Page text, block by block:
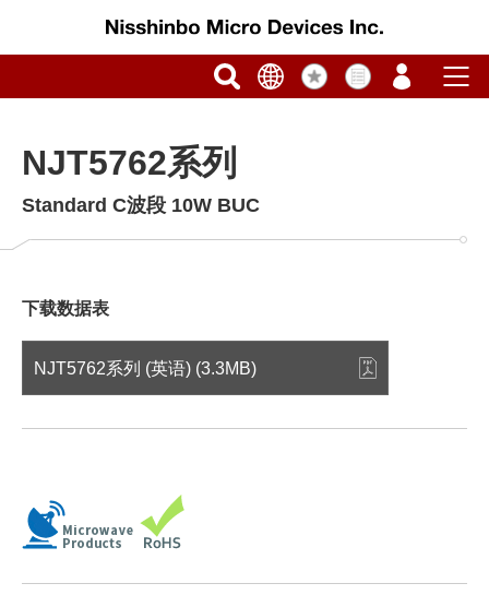
NJT5762系列
Standard C波段 10W BUC
下载数据表
NJT5762系列 (英语) (3.3MB)